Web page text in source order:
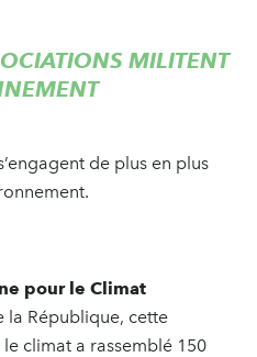
MILITENT
de plus en plus
pour le Climat
la République, cette
climat a rassemblé 150